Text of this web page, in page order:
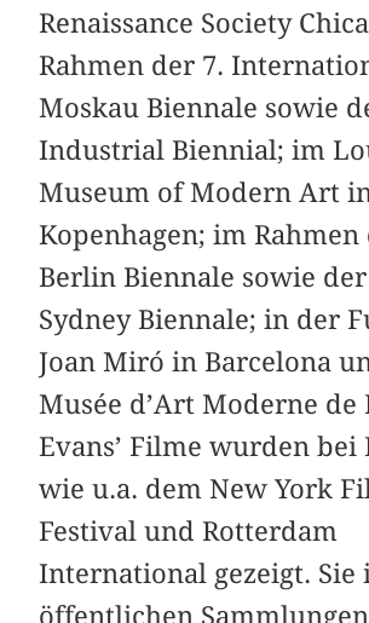
Renaissance Society
Rahmen der 7.
Moskau Biennale sowie
Industrial Biennial; im
Museum of Modern Art
Kopenhagen; im Rahmen
Berlin Biennale sowie der
Sydney Biennale; in der
Joan Miró in Barcelona
Musée d’Art Moderne de
Evans’ Filme wurden bei
wie u.a. dem New York
Festival und Rotterdam
International gezeigt. Sie
öffentlichen